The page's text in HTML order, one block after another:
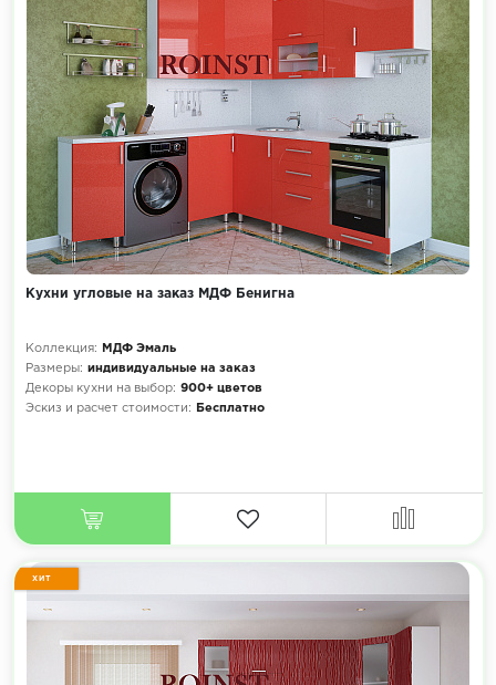
Кухни угловые на заказ МДФ Бенигна
Коллекция:
МДФ Эмаль
Размеры: индивидуальные на заказ
Декоры кухни на выбор: 900+ цветов
Эскиз и расчет стоимости:
Бесплатно
ХИТ